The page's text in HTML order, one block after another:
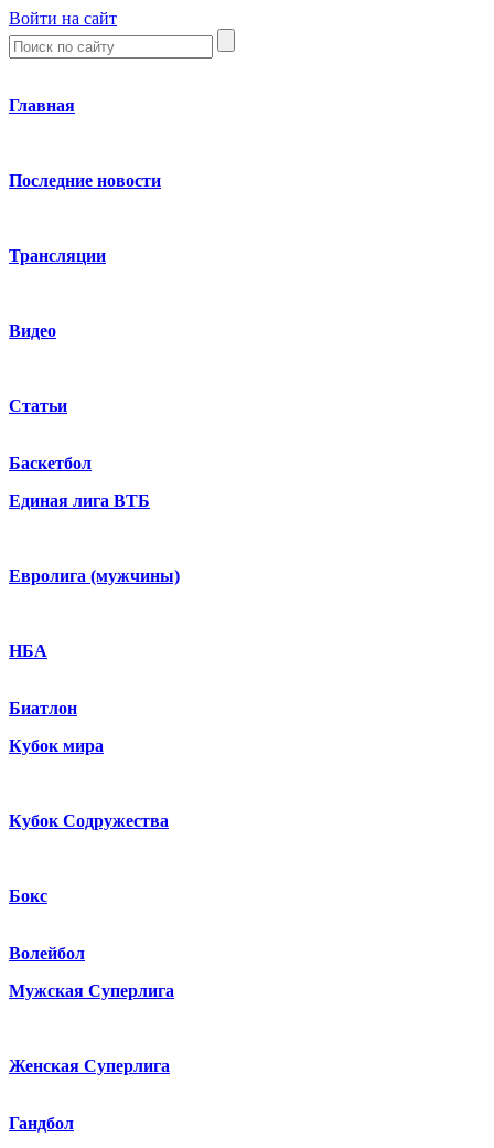
Войти на сайт
Главная
Последние новости
Трансляции
Видео
Статьи
Баскетбол
Единая лига ВТБ
Евролига (мужчины)
НБА
Биатлон
Кубок мира
Кубок Содружества
Бокс
Волейбол
Мужская Суперлига
Женская Суперлига
Гандбол